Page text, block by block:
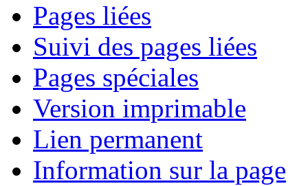
Pages liées
Suivi des pages liées
Pages spéciales
Version imprimable
Lien permanent
Information sur la page